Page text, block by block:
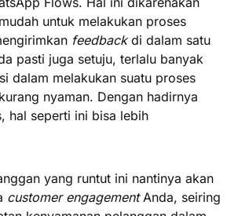
untuk melakukan proses
feedbackdi dalam satu
pasti juga setuju, terlalu banyak
dalam melakukan suatu proses
nyaman. Dengan hadirnya
hal seperti ini bisa lebih
yang runtut ini nantinya akan
customer engagementAnda, seiring